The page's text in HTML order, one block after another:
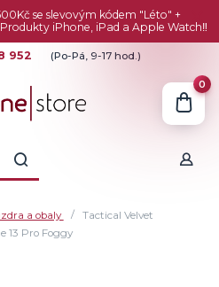
se slevovým kódem "Léto" +
iPhone, iPad a Apple Watch‼️
952 (Po-Pá, 9-17 hod.)
0
a obaly
Tactical Velvet
13 Pro Foggy